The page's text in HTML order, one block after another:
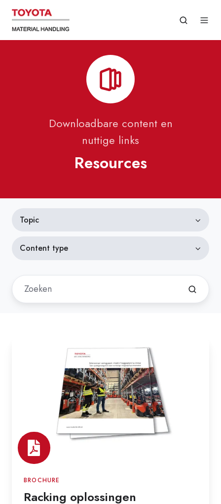
Downloadbare content en
nuttige links
Resources
Topic
Content type
BROCHURE
Racking oplossingen